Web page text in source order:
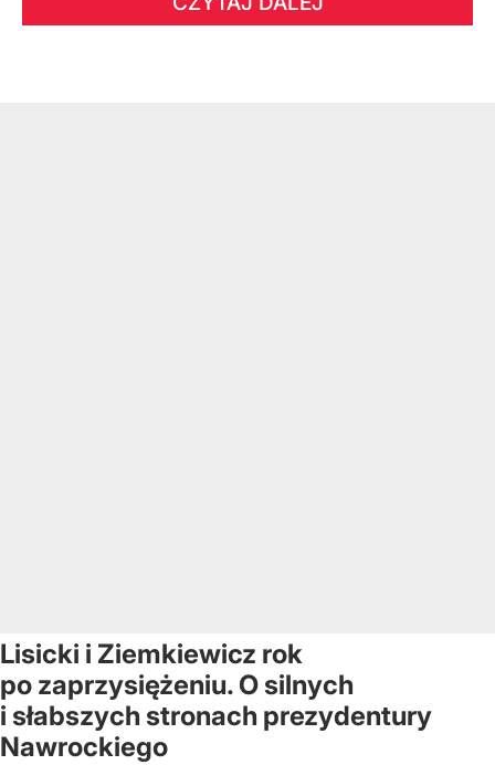
Lisicki i Ziemkiewicz rok
po zaprzysiężeniu. O silnych
i słabszych stronach prezydentury
Nawrockiego